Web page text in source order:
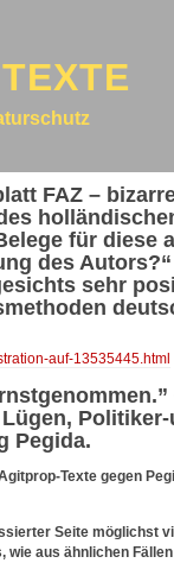
FAZ –
für diese
des Autors?“
sehr
auf-13535445.html
Politiker-
Pegida.
Texte gegen
Seite möglichst
aus ähnlichen